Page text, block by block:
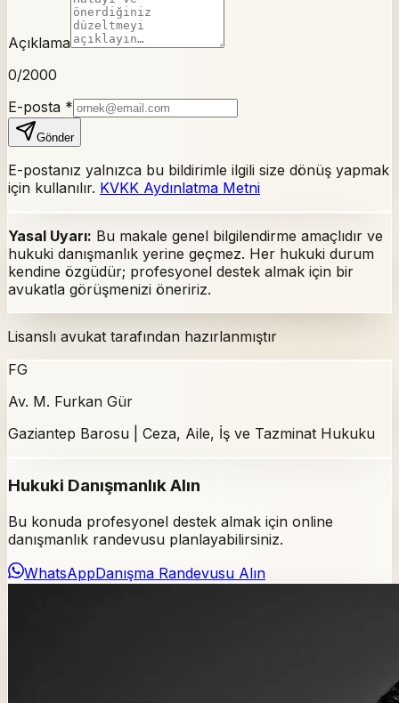
Açıklama
0/2000
E-posta *
Gönder
E-postanız yalnızca bu bildirimle ilgili size dönüş yapmak
için kullanılır. KVKK Aydınlatma Metni
Yasal Uyarı: Bu makale genel bilgilendirme amaçlıdır ve
hukuki danışmanlık yerine geçmez. Her hukuki durum
kendine özgüdür; profesyonel destek almak için bir
avukatla görüşmenizi öneririz.
Lisanslı avukat tarafından hazırlanmıştır
FG
Av. M. Furkan Gür
Gaziantep Barosu | Ceza, Aile, İş ve Tazminat Hukuku
Hukuki Danışmanlık Alın
Bu konuda profesyonel destek almak için online
danışmanlık randevusu planlayabilirsiniz.
WhatsAppDanışma Randevusu Alın